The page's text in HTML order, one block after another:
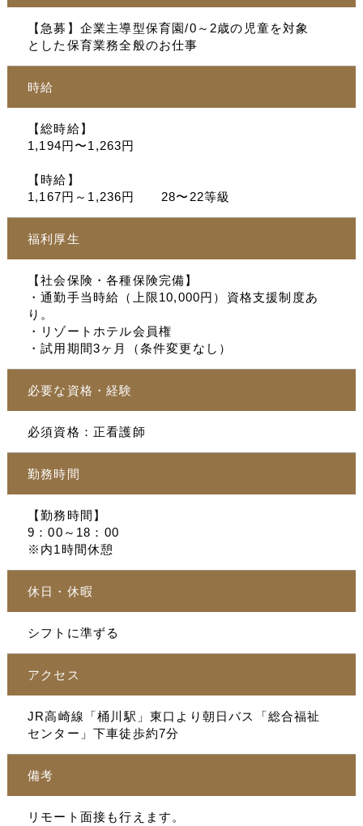
【急募】企業主導型保育園/0～2歳の児童を対象
とした保育業務全般のお仕事
時給
【総時給】
1,194円〜1,263円
【時給】
1,167円～1,236円 28〜22等級
福利厚生
【社会保険・各種保険完備】
・通勤手当時給（上限10,000円）資格支援制度あ
り。
・リゾートホテル会員権
・試用期間3ヶ月（条件変更なし）
必要な資格・経験
必須資格：正看護師
勤務時間
【勤務時間】
9：00～18：00
※内1時間休憩
休日・休暇
シフトに準ずる
アクセス
JR高崎線「桶川駅」東口より朝日バス「総合福祉
センター」下車徒歩約7分
備考
リモート面接も行えます。